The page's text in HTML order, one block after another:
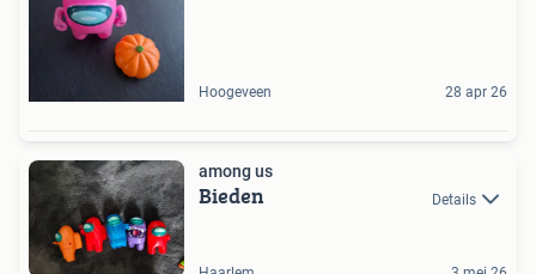
Hoogeveen 28 apr 26
among us
Bieden Details